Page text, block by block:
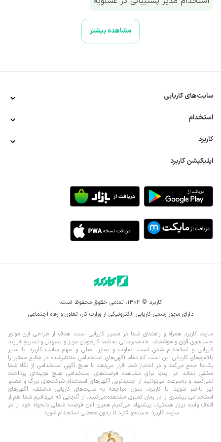
مشاهده بیشتر
سایت‌های کاریابی
استخدام
کاربرد
اپلیکیشن کاربرد
کاربرد © ۱۴۰۳، تمامی حقوق محفوظ است.
دارای مجوز رسمی کاریابی الکترونیکی از وزارت کار، تعاون و رفاه اجتماعی
سایت کاربرد همراه و راهنمای شما در مسیر کاریابی است. هدف از طراحی این موتور
جستجوی قوی و هوشمند، خدمت‌رسانی به شما کارجویان عزیز و تسهیل و تسریع فرایند
کاریابی و استخدام شدن است. تفاوت و تمایز اصلی و مهم سایت کاربرد با سایر
پلتفرم‌های کاریابی این است که تمام آگهی‌های استخدامی منتشرشده در منابع معتبر را
یک‌‌جا جمع می‌کند و در اختیار شما قرار می‌‌‌دهد تا هیچ آگهی استخدامی از نگاه شما
مخفی نماند.در اینجا برای مشاهده فرصت‌های استخدامی هیچ هزینه‌ای پرداخت
نمی‌کنید و به‌سرعت می‌توانید از جدیدترین آگهی‌های استخدام شرکت‌های بزرگ و معتبر
نیز باخبر شوید. با کاربرد، بدون مراجعه به سایت‌های کاریابی مختلف، آگهی‌های
استخدامی بیشتری را در زمان کمتری مشاهده می‌کنید. از آنجایی که می‌دانیم شما هم از
اتلاف وقت بیزار هستید، پیشنهاد می‌کنیم همین الان فرصت شغلی دلخواه خود را در
سایت کاربرد جستجو کنید تا بدون معطلی استخدام شوید.